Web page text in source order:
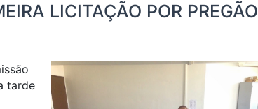
LICITAÇÃO POR PREGÃO
tarde